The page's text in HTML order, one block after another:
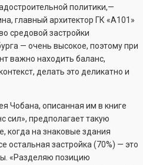
политики,—
главный архитектор ГК «А101»
средовой застройки
— очень высокое, поэтому при
важно находить баланс,
делать это деликатно и
Чобана, описанная им в книге
сил», предполагает такую
когда на знаковые здания
остальная застройка (70%) — это
«Разделяю позицию